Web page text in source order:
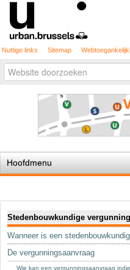
Nuttige links Sitemap
Zoek
Geavanceerd
zoeken...
Hoofdmenu
De spelregels
Stedenbouwkundige vergunning
Cartografie
Studies en publicaties
Stedenbouwkundige vergunning
Wanneer is een
De vergunningsaanvraag
Wie kan een vergunningsaanvraag